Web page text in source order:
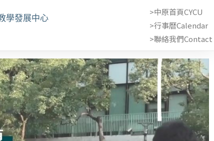
教學發展中心
>中原首頁CYCU
>行事曆Calendar
>聯絡我們Contact